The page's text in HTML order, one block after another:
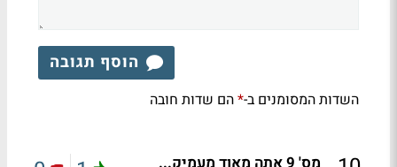
הוסף תגובה
השדות המסומנים ב-*הם שדות חובה